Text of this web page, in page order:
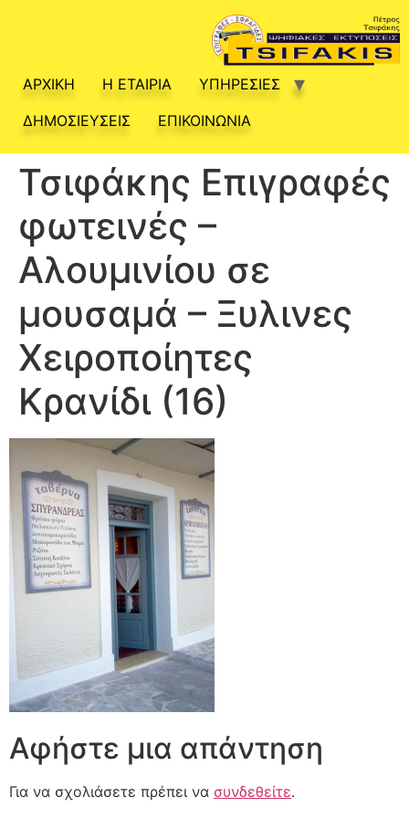
ΑΡΧΙΚΗ Η ΕΤΑΙΡΙΑ
ΥΠΗΡΕΣΙΕΣ
ΔΗΜΟΣΙΕΥΣΕΙΣ
ΕΠΙΚΟΙΝΩΝΙΑ
Τσιφάκης Επιγραφές
φωτεινές –
Αλουμινίου σε
μουσαμά – Ξυλινες
Χειροποίητες
Κρανίδι (16)
Αφήστε μια απάντηση
Για να σχολιάσετε πρέπει να συνδεθείτε.